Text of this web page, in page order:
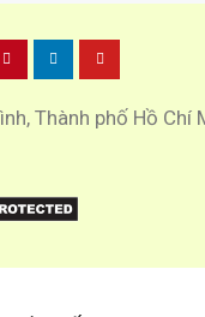
Thành phố Hồ Chí